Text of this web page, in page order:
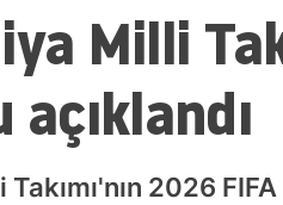
Milli
2026